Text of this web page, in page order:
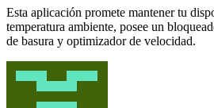
Esta aplicación promete mantener tu
temperatura ambiente, posee un
de basura y optimizador de velocidad.